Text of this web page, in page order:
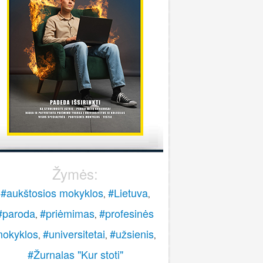
į pasieniečių mokyklą?
Lietuvos policijos mokykla
paskambinkite 070060076.
Žymės:
#aukštosios mokyklos, #Lietuva,
, #priėmimas, #profesinės
, #universitetai, #užsienis,
#Žurnalas "Kur stoti"